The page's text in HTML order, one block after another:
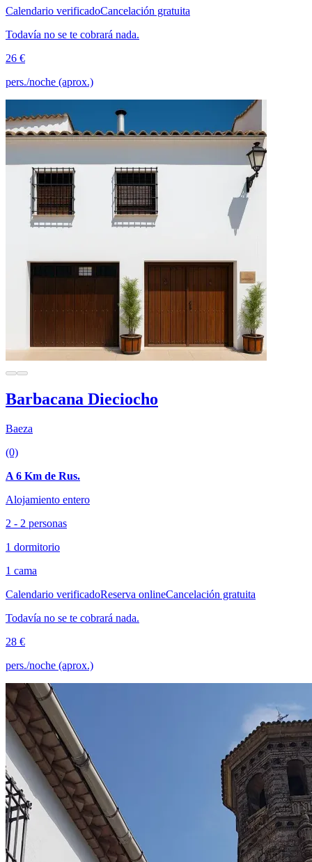
Calendario verificadoCancelación gratuita
Todavía no se te cobrará nada.
26 €
pers./noche (aprox.)
Barbacana Dieciocho
Baeza
(0)
A 6 Km de Rus.
Alojamiento entero
2 - 2 personas
1 dormitorio
1 cama
Calendario verificadoReserva onlineCancelación gratuita
Todavía no se te cobrará nada.
28 €
pers./noche (aprox.)